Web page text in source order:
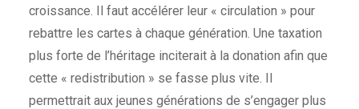
croissance. Il faut accélérer leur « circulation » pour
rebattre les cartes à chaque génération. Une taxation
plus forte de l’héritage inciterait à la donation afin que
cette « redistribution » se fasse plus vite. Il
permettrait aux jeunes générations de s’engager plus